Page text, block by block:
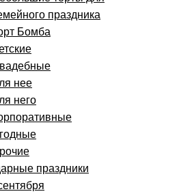
праздника
Бомба
нее
него
праздники